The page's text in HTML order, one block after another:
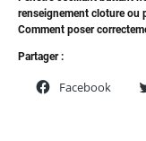
renseignement cloture ou
Comment poser
Partager :
Facebook